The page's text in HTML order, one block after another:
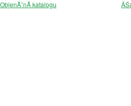
ObjenĂˇnĂ­ katalogu